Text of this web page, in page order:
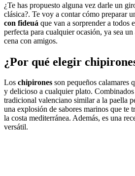
¿Te has propuesto alguna vez darle un
clásica?. Te voy a contar cómo preparar
con fideuá que van a sorprender a todos
perfecta para cualquier ocasión, ya sea
cena con amigos.
¿Por qué elegir
Los chipirones son pequeños calamares
y delicioso a cualquier plato.
tradicional valenciano similar a la paella
una explosión de sabores marinos que te
la costa mediterránea. Además, es una
versátil.